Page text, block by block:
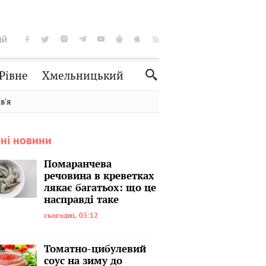
Хмельницький
Словко
Спорт
Нерухомість Домашні тварини
новини
Помаранчева
речовина в креветках
лякає багатьох: що це
насправді таке
сьогодні, 05:12
Томатно-цибулевий
соус на зиму до